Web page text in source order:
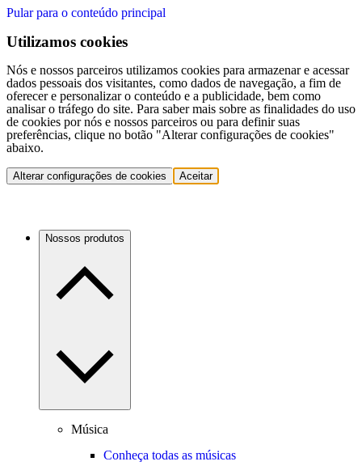
Pular para o conteúdo principal
Utilizamos cookies
Nós e nossos parceiros utilizamos cookies para armazenar e acessar
dados pessoais dos visitantes, como dados de navegação, a fim de
oferecer e personalizar o conteúdo e a publicidade, bem como
analisar o tráfego do site. Para saber mais sobre as finalidades do uso
de cookies por nós e nossos parceiros ou para definir suas
preferências, clique no botão "Alterar configurações de cookies"
abaixo.
Alterar configurações de cookies Aceitar
Nossos produtos
Música
Conheça todas as músicas